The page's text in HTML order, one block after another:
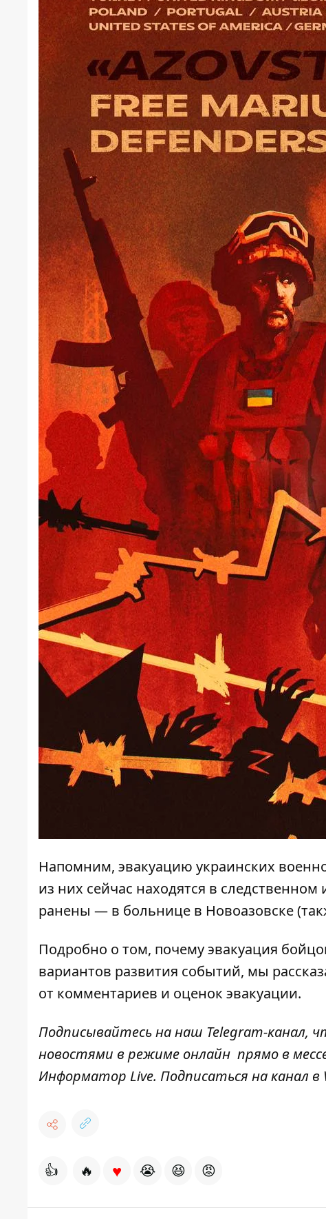
Напомним, эвакуацию украинских
из них сейчас находятся в
ранены — в больнице в Новоазовске
Подробно о том, почему эвакуация
вариантов развития событий, мы
от комментариев и оценок эвакуации.
Подписывайтесь на наш Telegram-канал,
новостями в режиме онлайн прямо в
Информатор Live. Подписаться на канал
👍 🔥 ♥ 😭 😆 😡